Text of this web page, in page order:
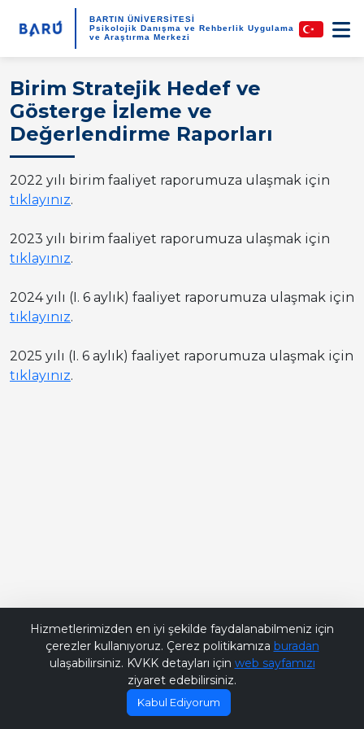
BARTIN ÜNİVERSİTESİ
Psikolojik Danışma ve Rehberlik Uygulama
ve Araştırma Merkezi
Birim Stratejik Hedef ve
Gösterge İzleme ve
Değerlendirme Raporları
2022 yılı birim faaliyet raporumuza ulaşmak için
tıklayınız.
2023 yılı birim faaliyet raporumuza ulaşmak için
tıklayınız.
2024 yılı (I. 6 aylık) faaliyet raporumuza ulaşmak için
tıklayınız.
2025 yılı (I. 6 aylık) faaliyet raporumuza ulaşmak için
tıklayınız.
Hizmetlerimizden en iyi şekilde faydalanabilmeniz için
çerezler kullanıyoruz. Çerez politikamıza buradan
ulaşabilirsiniz. KVKK detayları için web sayfamızı
ziyaret edebilirsiniz.
Kabul Ediyorum
Bana Soru Sor | Ask Me